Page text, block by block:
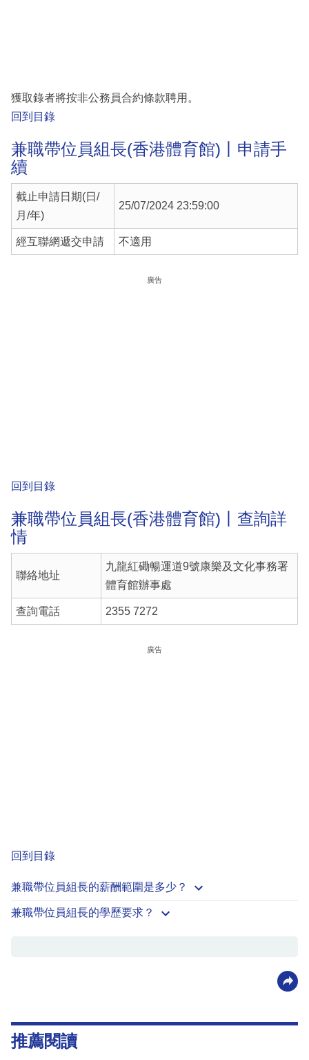
獲取錄者將按非公務員合約條款聘用。
回到目錄
兼職帶位員組長(香港體育館)丨申請手
續
截止申請日期(日/
月/年)
25/07/2024 23:59:00
經互聯網遞交申請 不適用
廣告
回到目錄
兼職帶位員組長(香港體育館)丨查詢詳
情
聯絡地址
九龍紅磡暢運道9號康樂及文化事務署
體育館辦事處
查詢電話 2355 7272
廣告
回到目錄
兼職帶位員組長的薪酬範圍是多少？
兼職帶位員組長的學歷要求？
推薦閱讀